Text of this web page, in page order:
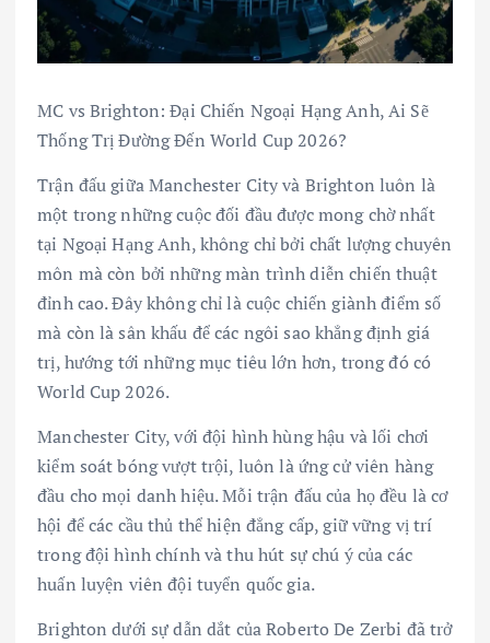
MC vs Brighton: Đại Chiến Ngoại Hạng Anh, Ai Sẽ
Thống Trị Đường Đến World Cup 2026?
Trận đấu giữa Manchester City và Brighton luôn là
một trong những cuộc đối đầu được mong chờ nhất
tại Ngoại Hạng Anh, không chỉ bởi chất lượng chuyên
môn mà còn bởi những màn trình diễn chiến thuật
đỉnh cao. Đây không chỉ là cuộc chiến giành điểm số
mà còn là sân khấu để các ngôi sao khẳng định giá
trị, hướng tới những mục tiêu lớn hơn, trong đó có
World Cup 2026.
Manchester City, với đội hình hùng hậu và lối chơi
kiểm soát bóng vượt trội, luôn là ứng cử viên hàng
đầu cho mọi danh hiệu. Mỗi trận đấu của họ đều là cơ
hội để các cầu thủ thể hiện đẳng cấp, giữ vững vị trí
trong đội hình chính và thu hút sự chú ý của các
huấn luyện viên đội tuyển quốc gia.
Brighton dưới sự dẫn dắt của Roberto De Zerbi đã trở